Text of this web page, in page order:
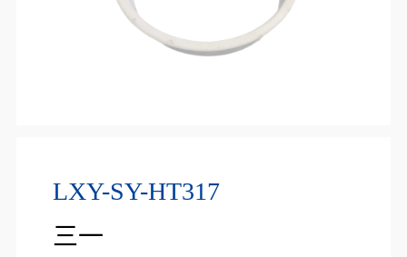
LXY-SY-HT317
三一